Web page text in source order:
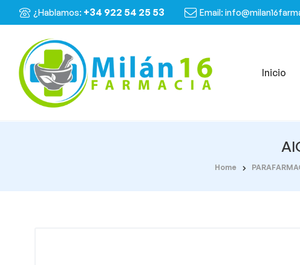
¿Hablamos: +34 922 54 25 53 Email:
Inicio
Home